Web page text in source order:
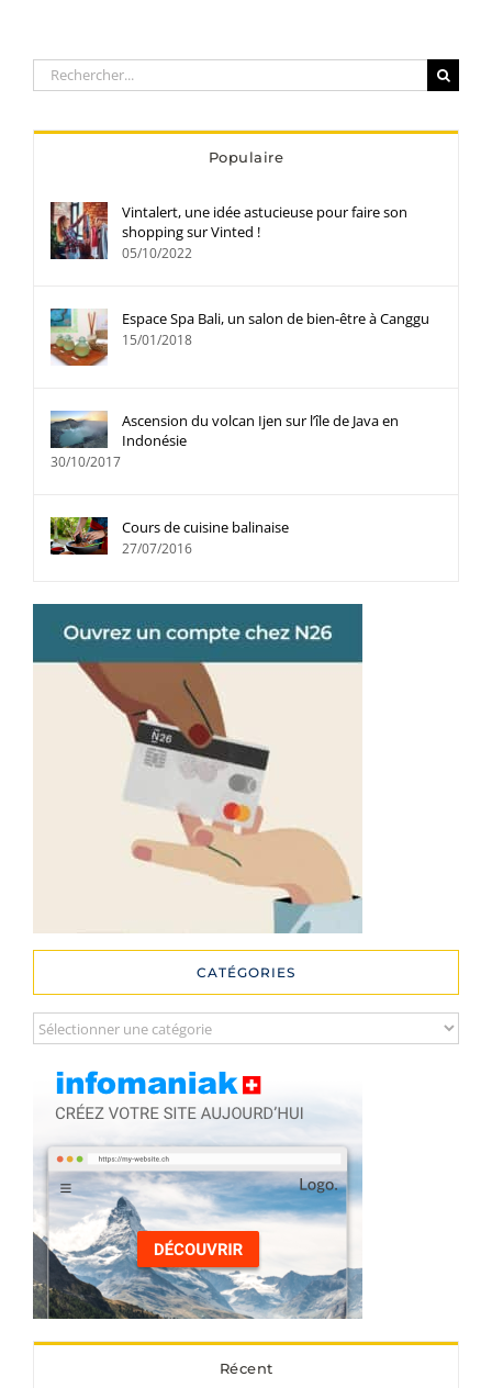
Rechercher:
Populaire
Vintalert, une idée astucieuse pour faire son
shopping sur Vinted !
05/10/2022
Espace Spa Bali, un salon de bien-être à Canggu
15/01/2018
Ascension du volcan Ijen sur l’île de Java en
Indonésie
30/10/2017
Cours de cuisine balinaise
27/07/2016
CATÉGORIES
Catégories
Récent